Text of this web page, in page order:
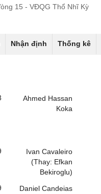
15 - VĐQG Thổ Nhĩ Kỳ
Nhận định Thống kê
Ahmed Hassan
Koka
Ivan Cavaleiro
(Thay: Efkan
Bekiroglu)
Daniel Candeias